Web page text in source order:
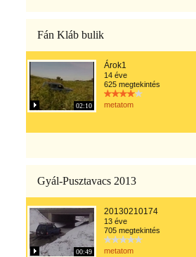
Fán Kláb bulik
02:10
Árok1
14 éve
625 megtekintés
metatom
Gyál-Pusztavacs 2013
00:49
20130210174
13 éve
705 megtekintés
metatom